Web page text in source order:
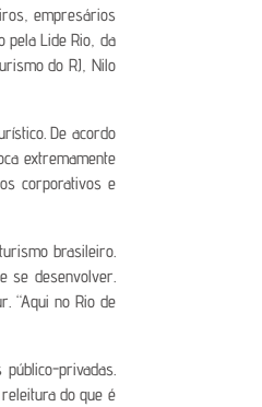
empresários
pela Lide Rio, da
do RJ, Nilo
De acordo
extremamente
corporativos e
brasileiro.
se desenvolver.
“Aqui no Rio de
privadas.
do que é